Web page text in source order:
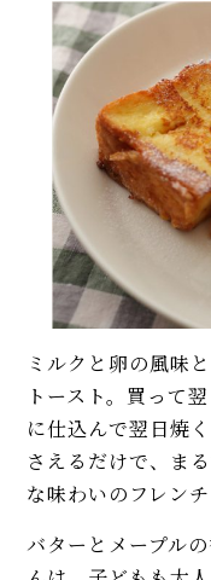
ミルクと卵の風味
トースト。買って
に仕込んで翌日焼
さえるだけで、ま
な味わいのフレン
バターとメープル